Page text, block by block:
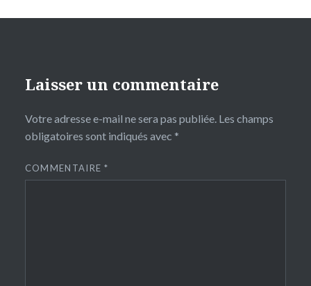
Laisser un commentaire
Votre adresse e-mail ne sera pas publiée. Les champs
obligatoires sont indiqués avec *
COMMENTAIRE*